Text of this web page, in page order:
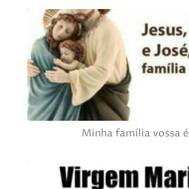
Minha família vossa é